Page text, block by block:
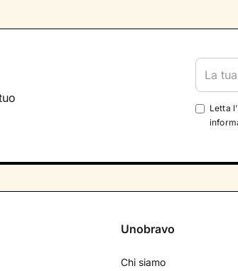
Letta l'
Unobravo
Chi siamo